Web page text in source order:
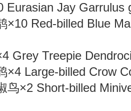
Eurasian Jay
×10 Red-billed Blue
Grey Treepie
×4 Large-billed Crow
鸟×2 Short-billed